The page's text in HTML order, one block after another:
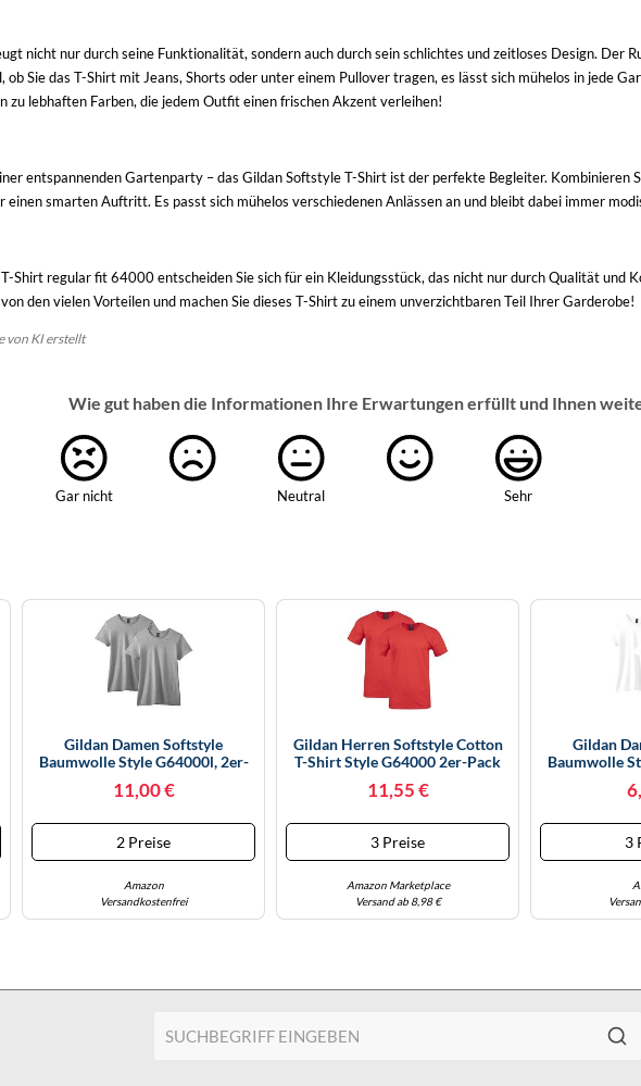
nicht nur durch seine Funktionalität, sondern auch durch sein schlichtes und zeitloses Design. Der
Sie das T-Shirt mit Jeans, Shorts oder unter einem Pullover tragen, es lässt sich mühelos in jede
zu lebhaften Farben, die jedem Outfit einen frischen Akzent verleihen!
entspannenden Gartenparty – das Gildan Softstyle T-Shirt ist der perfekte Begleiter. Kombinieren
einen smarten Auftritt. Es passt sich mühelos verschiedenen Anlässen an und bleibt dabei immer
Shirt regular fit 64000 entscheiden Sie sich für ein Kleidungsstück, das nicht nur durch Qualität und
den vielen Vorteilen und machen Sie dieses T-Shirt zu einem unverzichtbaren Teil Ihrer Garderobe!
von KI erstellt
Wie gut haben die Informationen Ihre Erwartungen erfüllt und Ihnen
Gar nicht Neutral Sehr
Gildan Damen Softstyle
Baumwolle Style G64000l, 2er-
Groß
11,00 €
2 Preise
Amazon
Versandkostenfrei
Gildan Herren Softstyle Cotton
T-Shirt Style G64000 2er-Pack
11,55 €
3 Preise
Amazon Marketplace
Versand ab 8,98 €
Gildan
Baumwolle
3